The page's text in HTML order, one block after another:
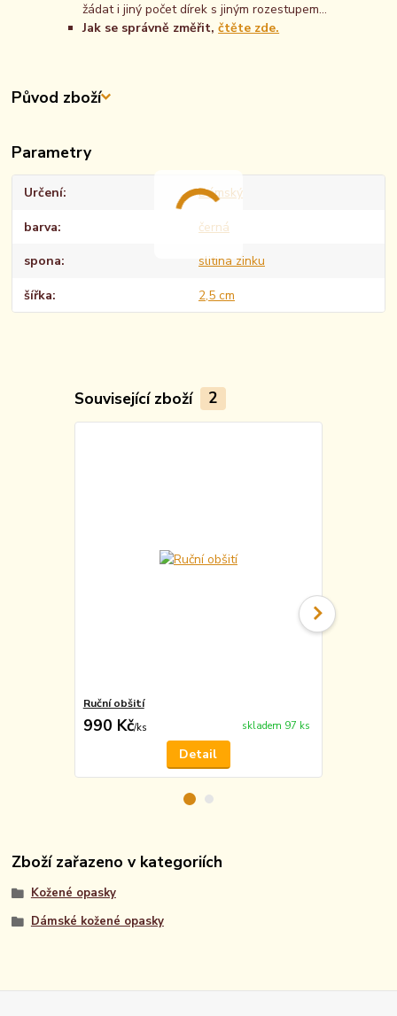
žádat i jiný počet dírek s jiným rozestupem...
Jak se správně změřit,čtěte zde.
Původ zboží
Parametry
Určení Dámský
barva černá
spona slitina zinku
šířka 2,5 cm
Související zboží 2
Ruční obšití
990 Kč/ks skladem 97 ks
Detail
Zboží zařazeno v kategoriích
Kožené opasky
Dámské kožené opasky